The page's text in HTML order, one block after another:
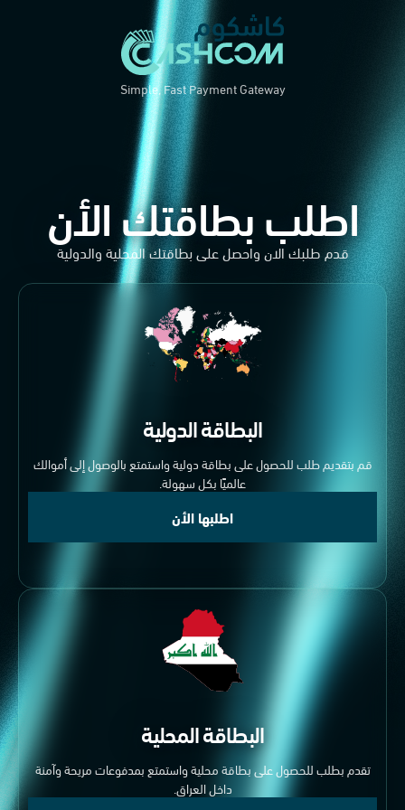
Simple, Fast Payment Gateway
اطلب بطاقتك الأن
قدم طلبك الان واحصل على بطاقتك المحلية والدولية
البطاقة الدولية
قم بتقديم طلب للحصول على بطاقة دولية واستمتع بالوصول إلى أموالك
عالميًا بكل سهولة.
اطلبها الأن
البطاقة المحلية
تقدم بطلب للحصول على بطاقة محلية واستمتع بمدفوعات مريحة وآمنة
داخل العراق.